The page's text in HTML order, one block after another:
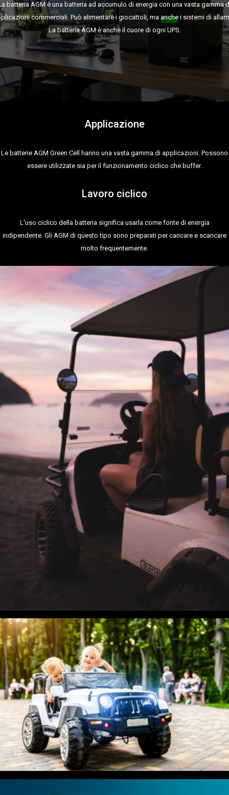
batteria AGM è una batteria ad accumulo di energia con una vasta gamma
commerciali. Può alimentare i giocattoli, ma anche i sistemi di
La batteria AGM è anche il cuore di ogni UPS.
Applicazione
Le batterie AGM Green Cell hanno una vasta gamma di applicazioni. Possono
essere utilizzate sia per il funzionamento ciclico che buffer.
Lavoro ciclico
L'uso ciclico della batteria significa usarla come fonte di energia
indipendente. Gli AGM di questo tipo sono preparati per caricare e scaricare
molto frequentemente.